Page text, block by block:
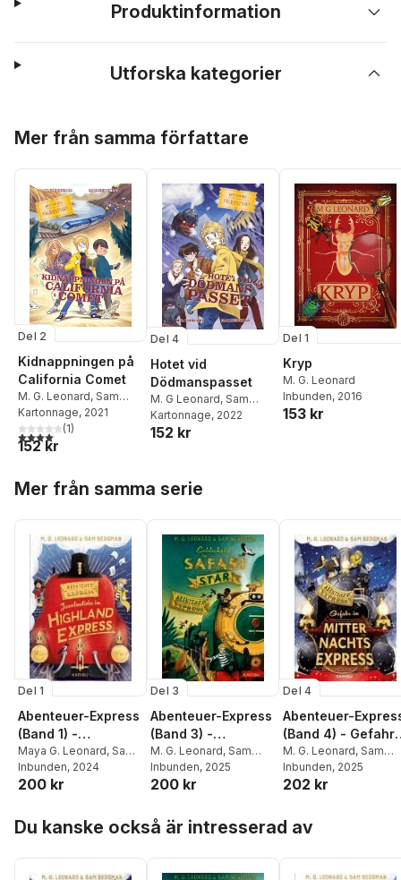
Produktinformation
Utforska kategorier
Mer från samma författare
Del 2
Kidnappningen på
California Comet
M. G. Leonard, Sam
Sedgman
Kartonnage, 2021
4,0utav 5 stjärnor. Totalt antal röster:
(1)
152 kr
Del 4
Hotet vid
Dödmanspasset
M. G Leonard, Sam
Sedgman
Kartonnage, 2022
152 kr
Del 1
Kryp
M. G. Leonard
Inbunden, 2016
153 kr
Mer från samma serie
Del 1
Abenteuer-Express
(Band 1) -
Juwelendiebe im
Highland Express
Maya G. Leonard, Sam
Sedgman
Inbunden, 2024
200 kr
Del 3
Abenteuer-Express
(Band 3) -
Entdeckung im
Safari Star
M. G. Leonard, Sam
Sedgman
Inbunden, 2025
200 kr
Del 4
Abenteuer-
(Band 4) - Gefahr
im
s
M. G. Leonard, Sam
Sedgman
Inbunden, 2025
202 kr
Du kanske också är intresserad av